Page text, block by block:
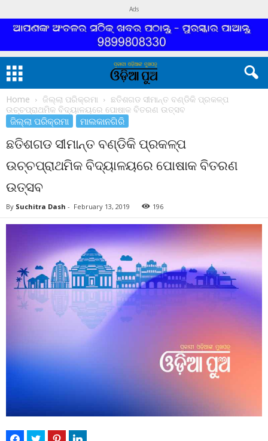
Ads
Home ଜିଲ୍ଲା ପରିକ୍ରମା
ଛତିଶଗଡ ସୀମାନ୍ତ ବଣ୍ଡିକି ପ୍ରକଳ୍ପ
ଉଚ୍ଚପ୍ରାଥମିକ ବିଦ୍ୟାଳୟରେ ପୋଷାକ ବିତରଣ ଉତ୍ସବ
ଜିଲ୍ଲା ପରିକ୍ରମା ମାଲକାନଗିରି
ଛତିଶଗଡ ସୀମାନ୍ତ ବଣ୍ଡିକି ପ୍ରକଳ୍ପ
ଉଚ୍ଚପ୍ରାଥମିକ ବିଦ୍ୟାଳୟରେ ପୋଷାକ ବିତରଣ
ଉତ୍ସବ
By Suchitra Dash - February 13, 2019 196